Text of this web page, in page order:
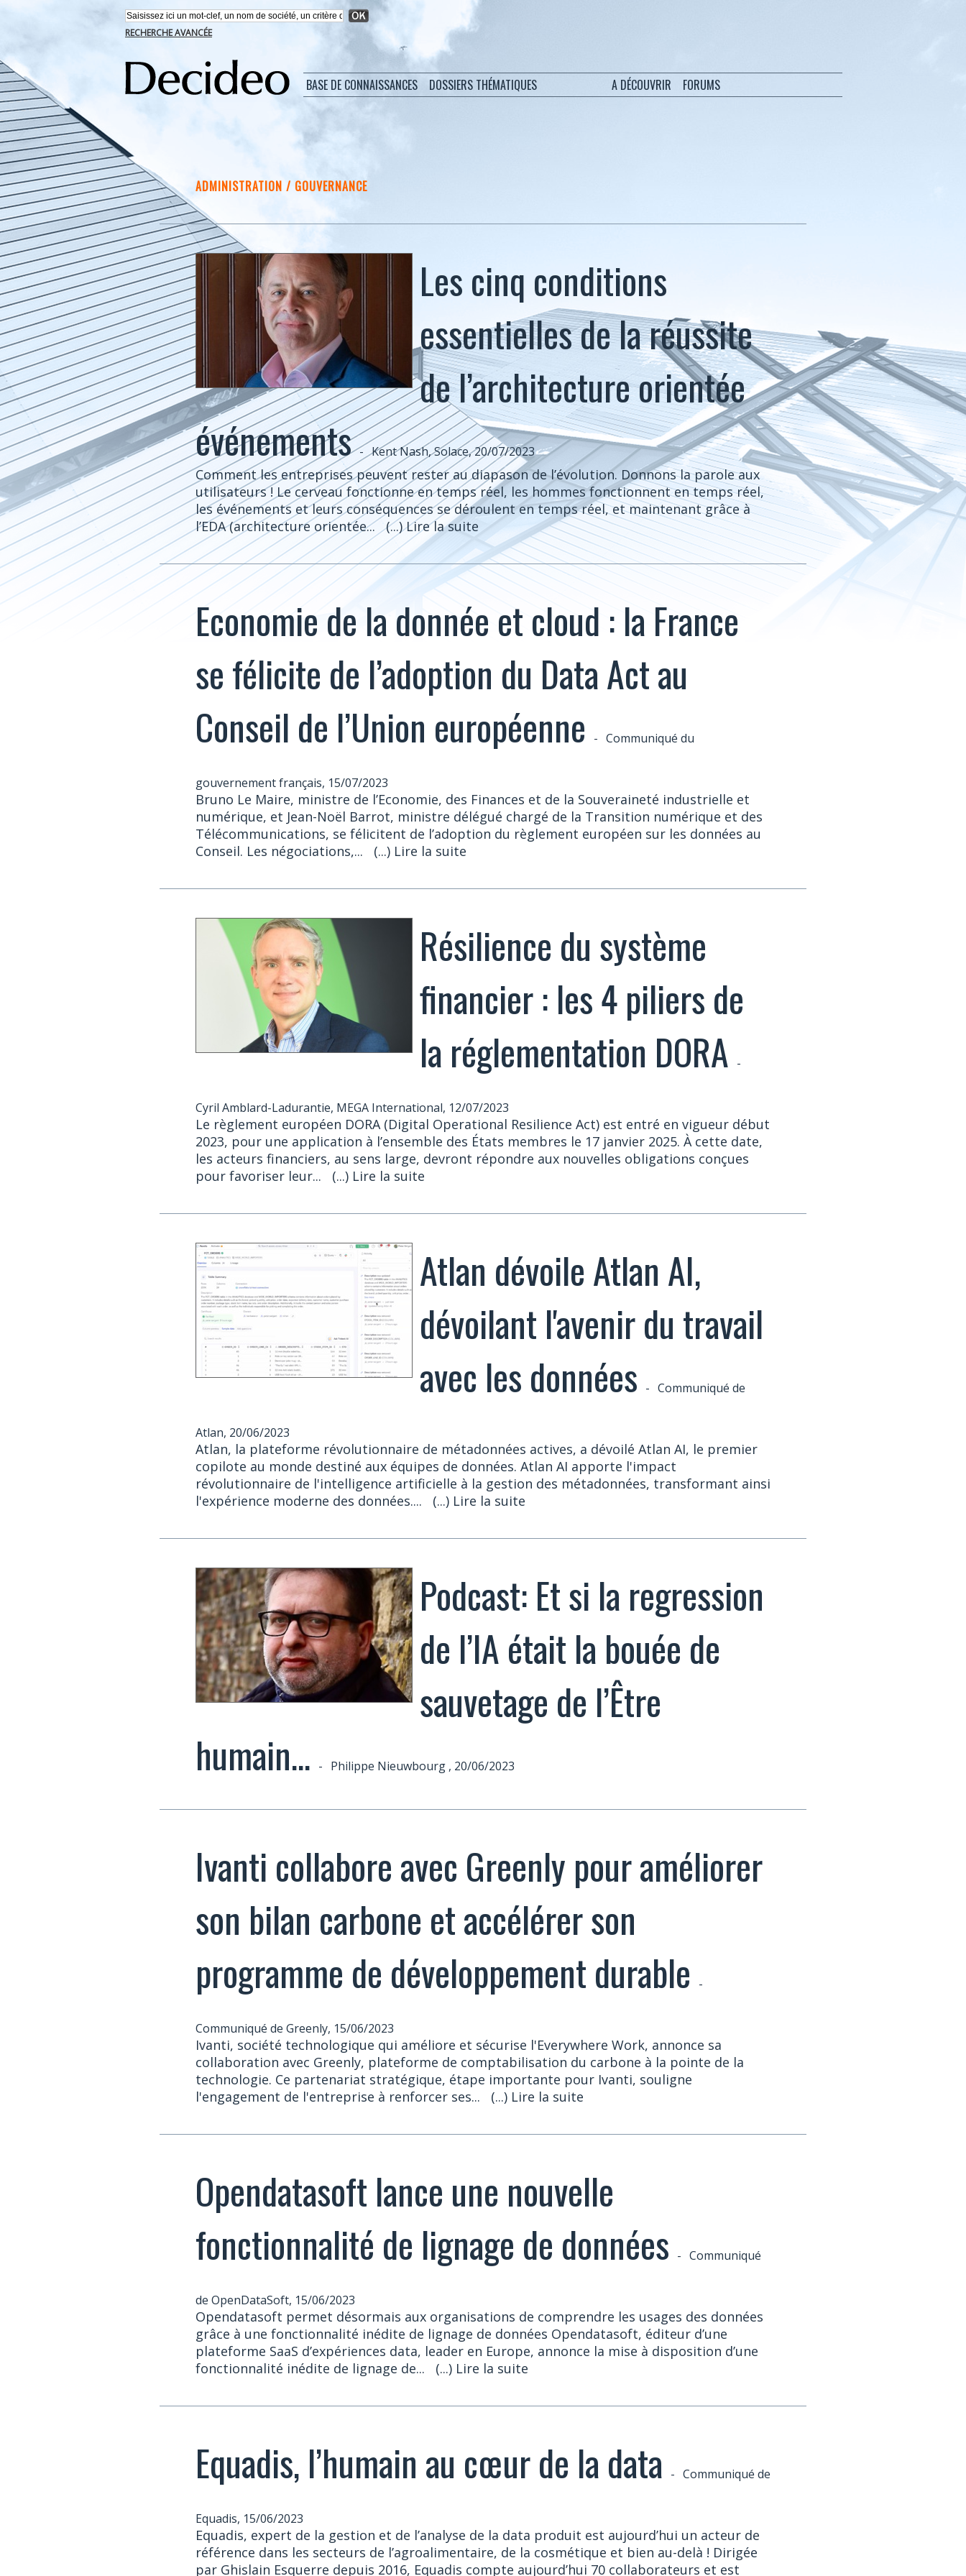
RECHERCHE AVANCÉE
BASE DE CONNAISSANCES DOSSIERS THÉMATIQUES A DÉCOUVRIR FORUMS
ADMINISTRATION / GOUVERNANCE
Les cinq conditions
essentielles de la réussite
de l’architecture orientée
événements - Kent Nash, Solace, 20/07/2023
Comment les entreprises peuvent rester au diapason de l’évolution. Donnons la parole aux
utilisateurs ! Le cerveau fonctionne en temps réel, les hommes fonctionnent en temps réel,
les événements et leurs conséquences se déroulent en temps réel, et maintenant grâce à
l’EDA (architecture orientée...(...) Lire la suite
Economie de la donnée et cloud : la France
se félicite de l’adoption du Data Act au
Conseil de l’Union européenne
- Communiqué du
gouvernement français, 15/07/2023
Bruno Le Maire, ministre de l’Economie, des Finances et de la Souveraineté industrielle et
numérique, et Jean-Noël Barrot, ministre délégué chargé de la Transition numérique et des
Télécommunications, se félicitent de l’adoption du règlement européen sur les données au
Conseil. Les négociations,... (...) Lire la suite
Résilience du système
financier : les 4 piliers de
la réglementation DORA -
Cyril Amblard-Ladurantie, MEGA International, 12/07/2023
Le règlement européen DORA (Digital Operational Resilience Act) est entré en vigueur début
2023, pour une application à l’ensemble des États membres le 17 janvier 2025. À cette date,
les acteurs financiers, au sens large, devront répondre aux nouvelles obligations conçues
pour favoriser leur... (...) Lire la suite
Atlan dévoile Atlan AI,
dévoilant l'avenir du travail
avec les données - Communiqué de
Atlan, 20/06/2023
Atlan, la plateforme révolutionnaire de métadonnées actives, a dévoilé Atlan AI, le premier
copilote au monde destiné aux équipes de données. Atlan AI apporte l'impact
révolutionnaire de l'intelligence artificielle à la gestion des métadonnées, transformant ainsi
l'expérience moderne des données.... (...) Lire la suite
Podcast: Et si la regression
de l’IA était la bouée de
sauvetage de l’Être
humain… - Philippe Nieuwbourg , 20/06/2023
Ivanti collabore avec Greenly pour améliorer
son bilan carbone et accélérer son
programme de développement durable
-
Communiqué de Greenly, 15/06/2023
Ivanti, société technologique qui améliore et sécurise l'Everywhere Work, annonce sa
collaboration avec Greenly, plateforme de comptabilisation du carbone à la pointe de la
technologie. Ce partenariat stratégique, étape importante pour Ivanti, souligne
l'engagement de l'entreprise à renforcer ses... (...) Lire la suite
Opendatasoft lance une nouvelle
fonctionnalité de lignage de données - Communiqué
de OpenDataSoft, 15/06/2023
Opendatasoft permet désormais aux organisations de comprendre les usages des données
grâce à une fonctionnalité inédite de lignage de données Opendatasoft, éditeur d’une
plateforme SaaS d’expériences data, leader en Europe, annonce la mise à disposition d’une
fonctionnalité inédite de lignage de... (...) Lire la suite
Equadis, l’humain au cœur de la data - Communiqué de
Equadis, 15/06/2023
Equadis, expert de la gestion et de l’analyse de la data produit est aujourd’hui un acteur de
référence dans les secteurs de l’agroalimentaire, de la cosmétique et bien au-delà ! Dirigée
par Ghislain Esquerre depuis 2016, Equadis compte aujourd’hui 70 collaborateurs et est